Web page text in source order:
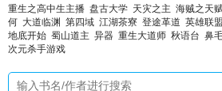
重生之高中生主播 盘古大学 天灾之主 海贼之天
何 大道临渊 第四域 江湖茶寮 登途革道 英雄联
地底开始 蜀山道主 异器 重生大道师 秋语台 鼻
次元杀手游戏